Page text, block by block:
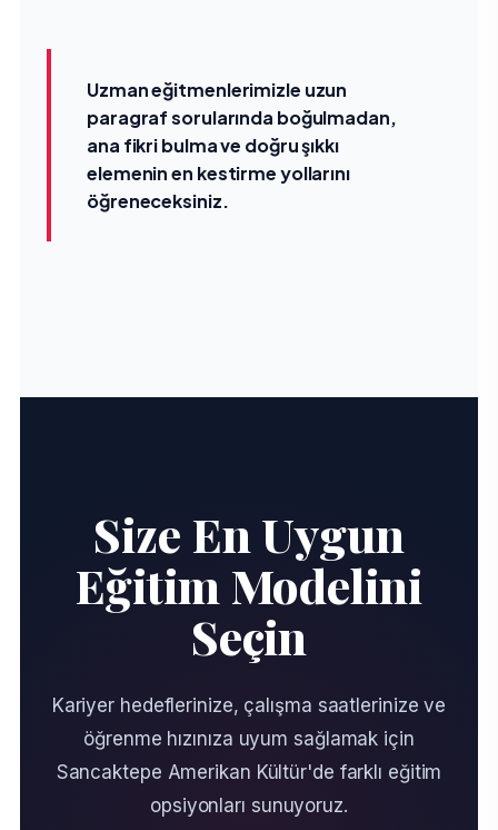
Uzman eğitmenlerimizle uzun
paragraf sorularında boğulmadan,
ana fikri bulma ve doğru şıkkı
elemenin en kestirme yollarını
öğreneceksiniz.
Size En Uygun
Eğitim Modelini
Seçin
Kariyer hedeflerinize, çalışma saatlerinize ve
öğrenme hızınıza uyum sağlamak için
Sancaktepe Amerikan Kültür'de farklı eğitim
opsiyonları sunuyoruz.